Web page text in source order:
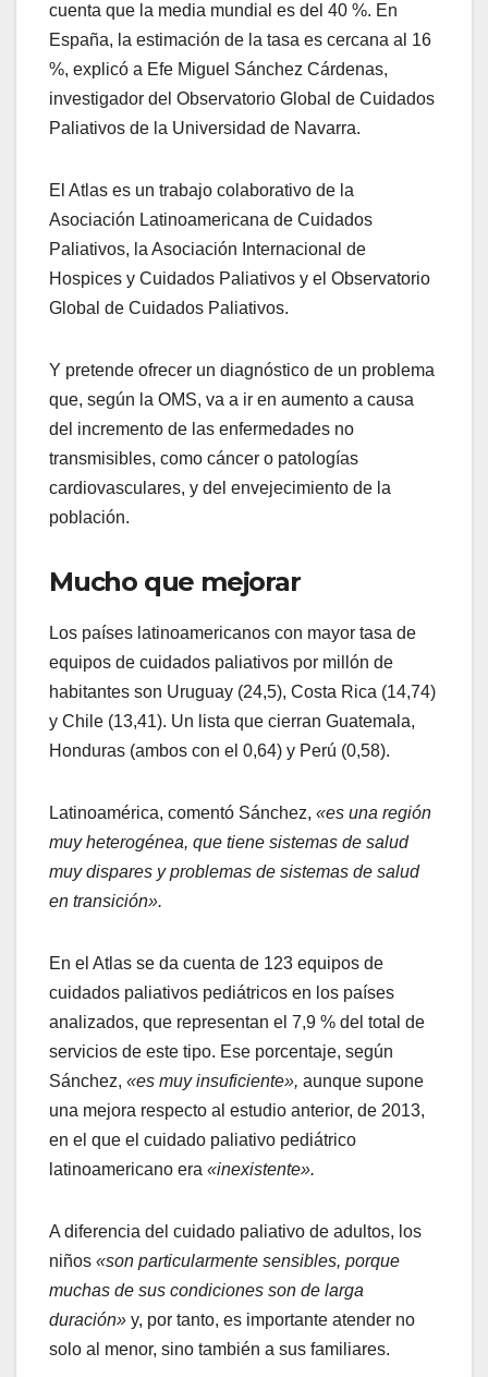
cuenta que la media mundial es del 40 %. En
España, la estimación de la tasa es cercana al 16
%, explicó a Efe Miguel Sánchez Cárdenas,
investigador del Observatorio Global de Cuidados
Paliativos de la Universidad de Navarra.
El Atlas es un trabajo colaborativo de la
Asociación Latinoamericana de Cuidados
Paliativos, la Asociación Internacional de
Hospices y Cuidados Paliativos y el Observatorio
Global de Cuidados Paliativos.
Y pretende ofrecer un diagnóstico de un problema
que, según la OMS, va a ir en aumento a causa
del incremento de las enfermedades no
transmisibles, como cáncer o patologías
cardiovasculares, y del envejecimiento de la
población.
Mucho que mejorar
Los países latinoamericanos con mayor tasa de
equipos de cuidados paliativos por millón de
habitantes son Uruguay (24,5), Costa Rica (14,74)
y Chile (13,41). Un lista que cierran Guatemala,
Honduras (ambos con el 0,64) y Perú (0,58).
Latinoamérica, comentó Sánchez, «es una región
muy heterogénea, que tiene sistemas de salud
muy dispares y problemas de sistemas de salud
en transición».
En el Atlas se da cuenta de 123 equipos de
cuidados paliativos pediátricos en los países
analizados, que representan el 7,9 % del total de
servicios de este tipo. Ese porcentaje, según
Sánchez, «es muy insuficiente», aunque supone
una mejora respecto al estudio anterior, de 2013,
en el que el cuidado paliativo pediátrico
latinoamericano era «inexistente».
A diferencia del cuidado paliativo de adultos, los
niños «son particularmente sensibles, porque
muchas de sus condiciones son de larga
duración» y, por tanto, es importante atender no
solo al menor, sino también a sus familiares.